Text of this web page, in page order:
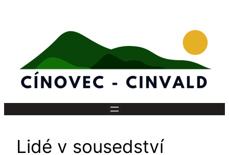
Lidé v sousedství